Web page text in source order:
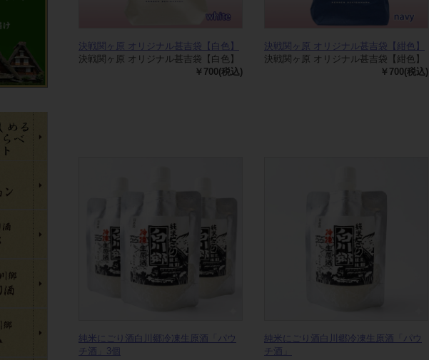
決戦関ヶ原 オリジナル甚吉袋【白色】
決戦関ヶ原 オリジナル甚吉袋【白色】
￥700(税込)
決戦関ヶ原 オリジナル甚吉袋【紺色】
決戦関ヶ原 オリジナル甚吉袋【紺色】
￥700(税込)
純米にごり酒白川郷冷凍生原酒「パウ
チ酒」3個
純米にごり酒白川郷冷凍生原酒「パウ
チ酒」